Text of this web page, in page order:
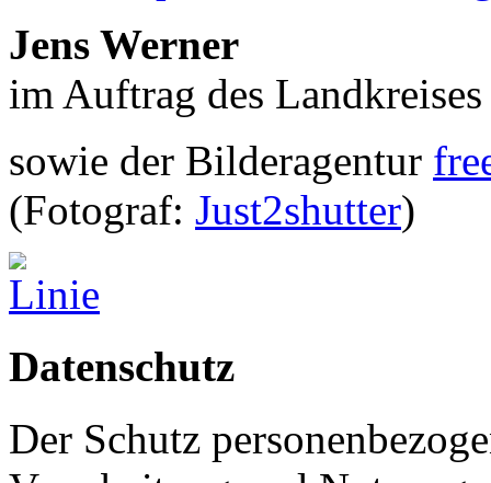
Jens Werner
im Auftrag des
sowie der Bilderagentur
(Fotograf: Just2shutter)
Datenschutz
Der Schutz